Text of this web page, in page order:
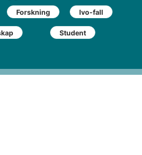
Forskning Ivo-fall
Student